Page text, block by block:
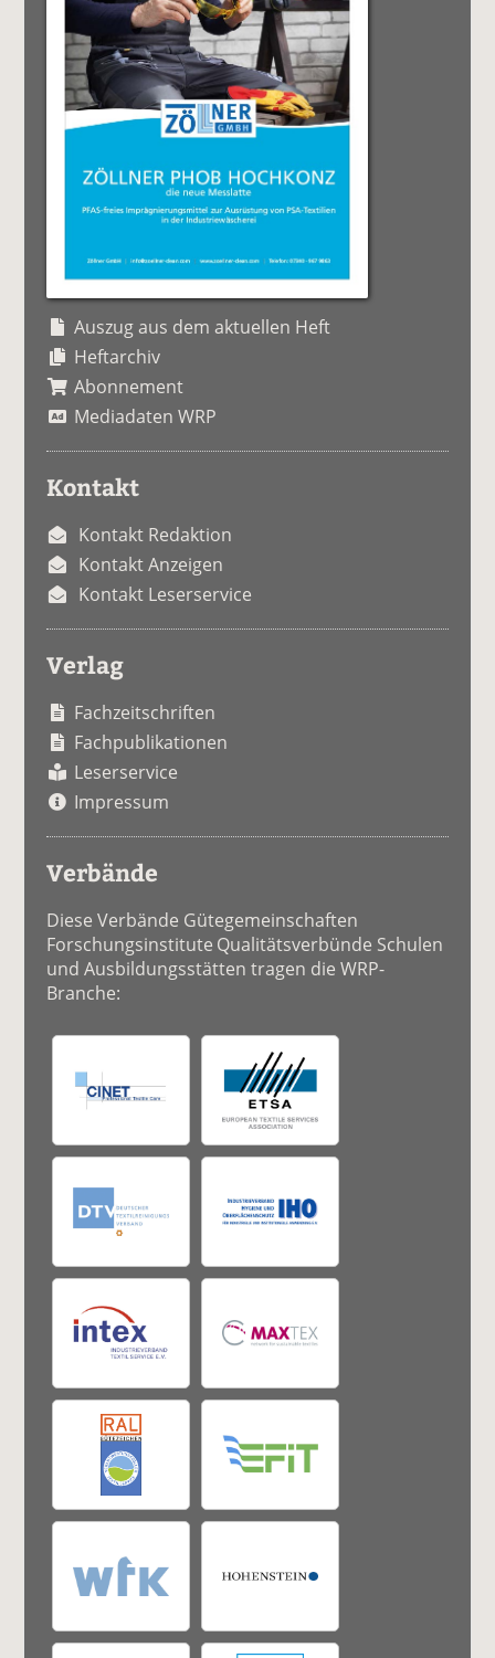
Auszug aus dem aktuellen Heft
Heftarchiv
Abonnement
Mediadaten WRP
Kontakt
Kontakt Redaktion
Kontakt Anzeigen
Kontakt Leserservice
Verlag
Fachzeitschriften
Fachpublikationen
Leserservice
Impressum
Verbände
Diese Verbände Gütegemeinschaften
Forschungsinstitute Qualitätsverbünde Schulen
und Ausbildungsstätten tragen die WRP-
Branche: